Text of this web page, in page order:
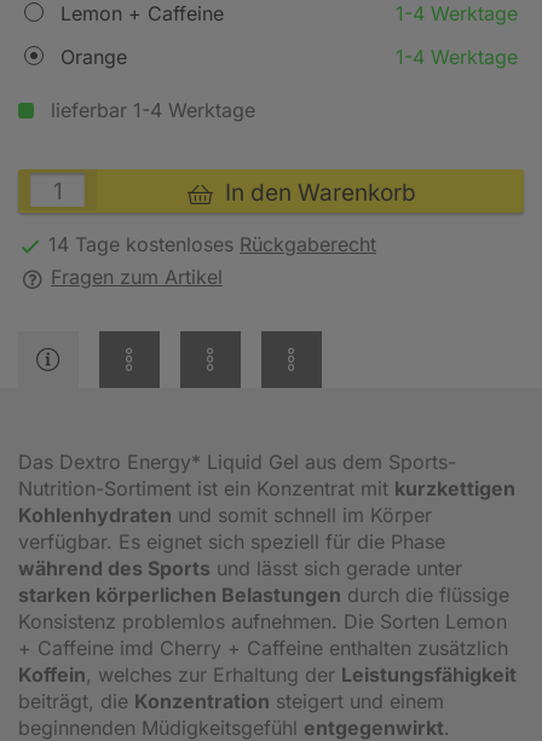
Lemon + Caffeine
1-4 Werktage
Orange
1-4 Werktage
lieferbar 1-4 Werktage
In den Warenkorb
14 Tage kostenloses Rückgaberecht
Fragen zum Artikel
Das Dextro Energy* Liquid Gel aus dem Sports-
Nutrition-Sortiment ist ein Konzentrat mit kurzkettigen
Kohlenhydraten und somit schnell im Körper
verfügbar. Es eignet sich speziell für die Phase
während des Sports und lässt sich gerade unter
starken körperlichen Belastungen durch die flüssige
Konsistenz problemlos aufnehmen. Die Sorten Lemon
+ Caffeine imd Cherry + Caffeine enthalten zusätzlich
Koffein, welches zur Erhaltung der Leistungsfähigkeit
beiträgt, die Konzentration steigert und einem
beginnenden Müdigkeitsgefühl entgegenwirkt.